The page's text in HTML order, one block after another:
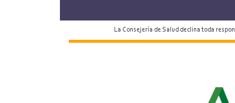
La Consejería de Salud declina toda